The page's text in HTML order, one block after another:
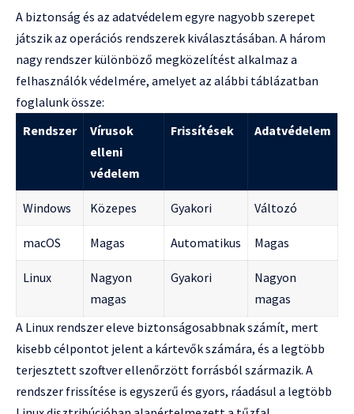
A biztonság és az adatvédelem egyre nagyobb szerepet
játszik az operációs rendszerek kiválasztásában. A három
nagy rendszer különböző megközelítést alkalmaz a
felhasználók védelmére, amelyet az alábbi táblázatban
foglalunk össze:
Rendszer
Vírusok
elleni
védelem
Frissítések Adatvédelem
Windows Közepes Gyakori Változó
macOS Magas Automatikus Magas
Linux
Nagyon
magas
Gyakori
Nagyon
magas
A Linux rendszer eleve biztonságosabbnak számít, mert
kisebb célpontot jelent a kártevők számára, és a legtöbb
terjesztett szoftver ellenőrzött forrásból származik. A
rendszer frissítése is egyszerű és gyors, ráadásul a legtöbb